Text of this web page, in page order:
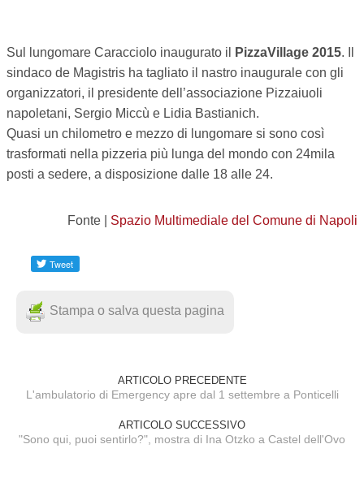
CULTURA
PARI OPPORTUNITÀ
WELFARE
SALUTE
PSICOLOGIA
Sul lungomare Caracciolo inaugurato il PizzaVillage 2015. Il
sindaco de Magistris ha tagliato il nastro inaugurale con gli
organizzatori, il presidente dell’associazione Pizzaiuoli
napoletani, Sergio Miccù e Lidia Bastianich.
Quasi un chilometro e mezzo di lungomare si sono così
trasformati nella pizzeria più lunga del mondo con 24mila
posti a sedere, a disposizione dalle 18 alle 24.
Fonte | Spazio Multimediale del Comune di Napoli
Stampa o salva questa pagina
ARTICOLO PRECEDENTE
L'ambulatorio di Emergency apre dal 1 settembre a Ponticelli
ARTICOLO SUCCESSIVO
"Sono qui, puoi sentirlo?", mostra di Ina Otzko a Castel dell'Ovo